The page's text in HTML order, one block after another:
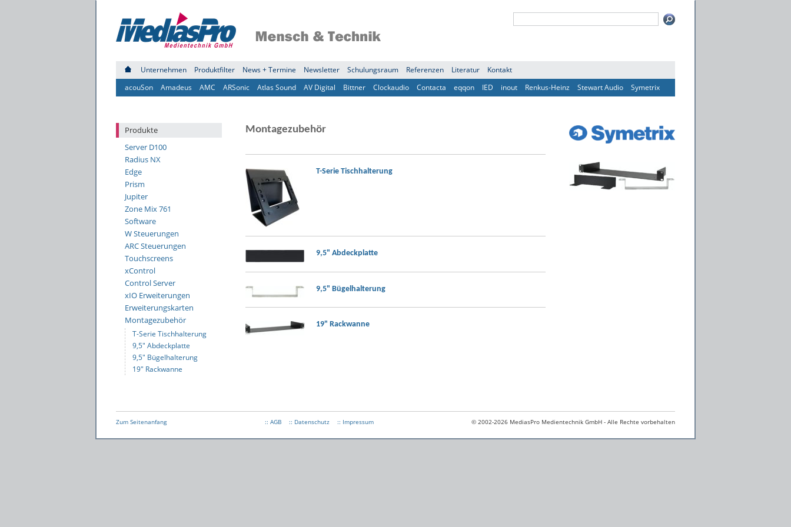
Unternehmen Produktfilter News + Termine Newsletter Schulungsraum Referenzen Literatur
Kontakt
acouSon
Amadeus AMC ARSonic Atlas Sound AV Digital Bittner Clockaudio Contacta eqqon IED inout Renkus-Heinz Stewart Audio Symetrix
Produkte
Server D100
Radius NX
Edge
Prism
Jupiter
Zone Mix 761
Software
W Steuerungen
ARC Steuerungen
Touchscreens
xControl
Control Server
xIO Erweiterungen
Erweiterungskarten
Montagezubehör
T-Serie Tischhalterung
9,5″ Abdeckplatte
9,5″ Bügelhalterung
19″ Rackwanne
Montagezubehör
T-Serie Tischhalterung
9,5" Abdeckplatte
9,5" Bügelhalterung
19" Rackwanne
Zum Seitenanfang © 2002-2026 MediasPro Medientechnik GmbH - Alle Rechte vorbehalten
:: AGB :: Datenschutz :: Impressum